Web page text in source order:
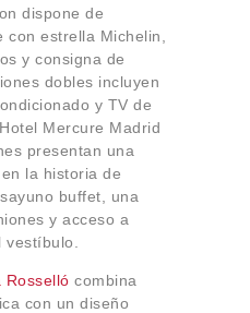
dispone de
estrella Michelin,
y consigna de
dobles incluyen
y TV de
Mercure Madrid
presentan una
la historia de
buffet, una
y acceso a
vestíbulo.
Rosselló combina
con un diseño